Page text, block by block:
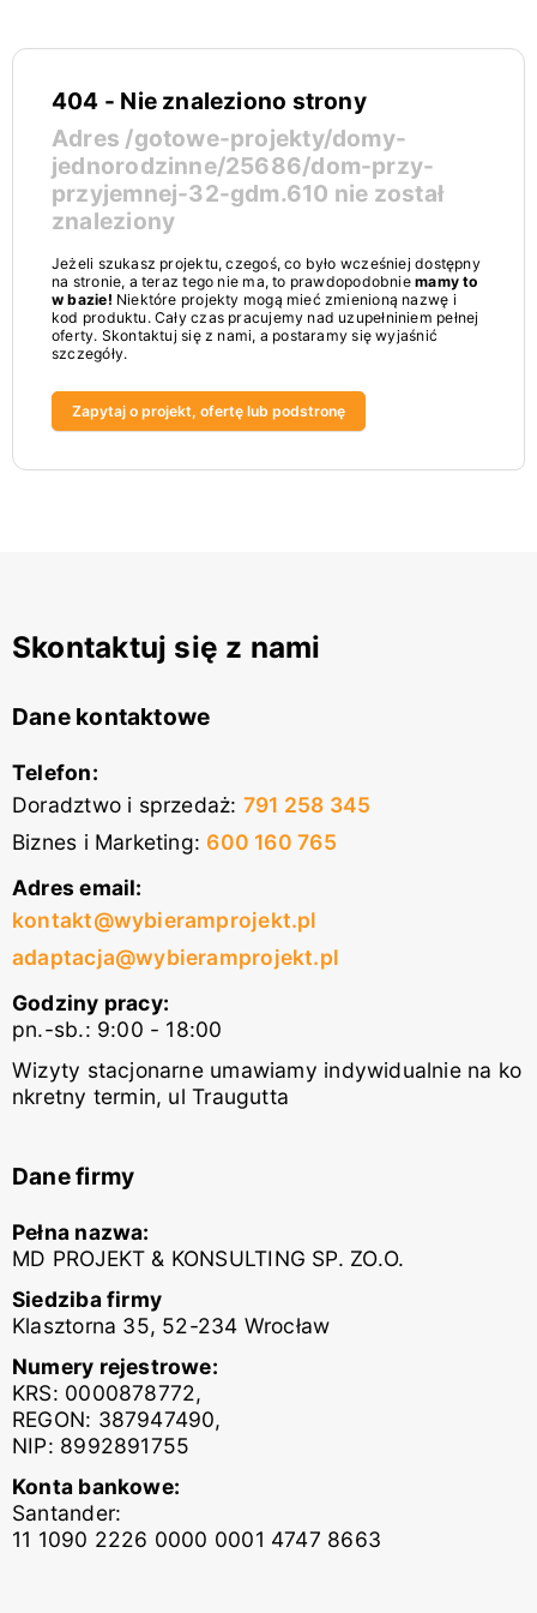
404 - Nie znaleziono strony
Adres /gotowe-projekty/domy-
jednorodzinne/25686/dom-przy-
przyjemnej-32-gdm.610 nie został
znaleziony
Jeżeli szukasz projektu, czegoś, co było wcześniej dostępny
na stronie, a teraz tego nie ma, to prawdopodobniemamy to
w bazie! Niektóre projekty mogą mieć zmienioną nazwę i
kod produktu. Cały czas pracujemy nad uzupełniniem pełnej
oferty. Skontaktuj się z nami, a postaramy się wyjaśnić
szczegóły.
Zapytaj o projekt, ofertę lub podstronę
Skontaktuj się z nami
Dane kontaktowe
Telefon:
Doradztwo i sprzedaż: 791 258 345
Biznes i Marketing: 600 160 765
Adres email:
kontakt@wybieramprojekt.pl
adaptacja@wybieramprojekt.pl
Godziny pracy:
pn.-sb.: 9:00 - 18:00
Wizyty stacjonarne umawiamy indywidualnie na ko
nkretny termin, ul Traugutta
Dane firmy
Pełna nazwa:
MD PROJEKT & KONSULTING SP. ZO.O.
Siedziba firmy
Klasztorna 35, 52-234 Wrocław
Numery rejestrowe:
KRS: 0000878772,
REGON: 387947490,
NIP: 8992891755
Konta bankowe:
Santander:
11 1090 2226 0000 0001 4747 8663